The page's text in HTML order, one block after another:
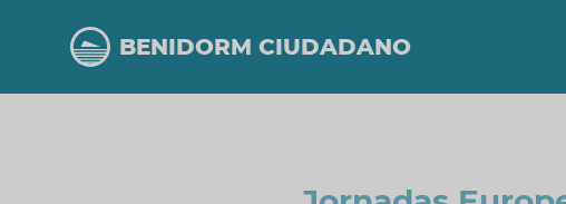
contenido
BENIDORM CIUDADANO